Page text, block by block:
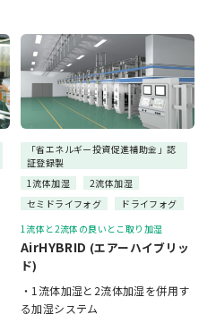
「省エネルギー投資促進補助金」認
証登録製
1流体加湿
2流体加湿
セミドライフォグ
ドライフォグ
1流体と2流体の良いとこ取り加湿
AirHYBRID (エアーハイブリッ
ド)
・1流体加湿と2流体加湿を併用す
る加湿システム